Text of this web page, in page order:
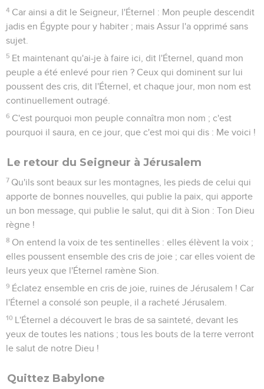
4 Car ainsi a dit le Seigneur, l'Éternel : Mon peuple descendit
jadis en Égypte pour y habiter ; mais Assur l'a opprimé sans
sujet.
5 Et maintenant qu'ai-je à faire ici, dit l'Éternel, quand mon
peuple a été enlevé pour rien ? Ceux qui dominent sur lui
poussent des cris, dit l'Éternel, et chaque jour, mon nom est
continuellement outragé.
6 C'est pourquoi mon peuple connaîtra mon nom ; c'est
pourquoi il saura, en ce jour, que c'est moi qui dis : Me voici !
Le retour du Seigneur à Jérusalem
7 Qu'ils sont beaux sur les montagnes, les pieds de celui qui
apporte de bonnes nouvelles, qui publie la paix, qui apporte
un bon message, qui publie le salut, qui dit à Sion : Ton Dieu
règne !
8 On entend la voix de tes sentinelles : elles élèvent la voix ;
elles poussent ensemble des cris de joie ; car elles voient de
leurs yeux que l'Éternel ramène Sion.
9 Éclatez ensemble en cris de joie, ruines de Jérusalem ! Car
l'Éternel a consolé son peuple, il a racheté Jérusalem.
10 L'Éternel a découvert le bras de sa sainteté, devant les
yeux de toutes les nations ; tous les bouts de la terre verront
le salut de notre Dieu !
Quittez Babylone